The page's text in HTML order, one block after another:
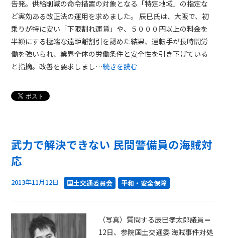
告発。供給削減の命令措置の対象となる「特定地域」の指定な
ど実効ある改正法の運用を求めました。 辰巳氏は、大阪で、初
乗りが特に安い「下限割れ運賃」や、５０００円以上の料金を
半額にする極端な遠距離割引を認めた結果、運転手が長時間労
働を強いられ、業界全体の労働条件と安全性を引き下げている
と指摘。改善を要求しまし…続きを読む
武力で解決できない 民間警備員の海賊対
応
2013年11月12日 国土交通委員会 平和・安全保障
（写真）質問する辰巳孝太郎議員＝
12日、参院国土交通委 海賊事件対処